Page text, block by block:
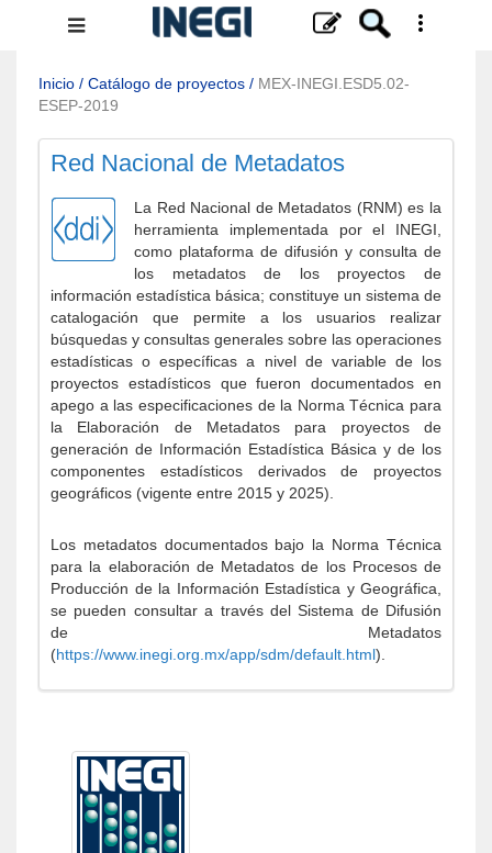
Menú
navegación
Inicio / Catálogo de proyectos / MEX-INEGI.ESD5.02-
ESEP-2019
Red Nacional de Metadatos
La Red Nacional de Metadatos (RNM) es la
herramienta implementada por el INEGI,
como plataforma de difusión y consulta de
los metadatos de los proyectos de
información estadística básica; constituye un sistema de
catalogación que permite a los usuarios realizar
búsquedas y consultas generales sobre las operaciones
estadísticas o específicas a nivel de variable de los
proyectos estadísticos que fueron documentados en
apego a las especificaciones de la Norma Técnica para
la Elaboración de Metadatos para proyectos de
generación de Información Estadística Básica y de los
componentes estadísticos derivados de proyectos
geográficos (vigente entre 2015 y 2025).
Los metadatos documentados bajo la Norma Técnica
para la elaboración de Metadatos de los Procesos de
Producción de la Información Estadística y Geográfica,
se pueden consultar a través del Sistema de Difusión
de Metadatos
(https://www.inegi.org.mx/app/sdm/default.html).